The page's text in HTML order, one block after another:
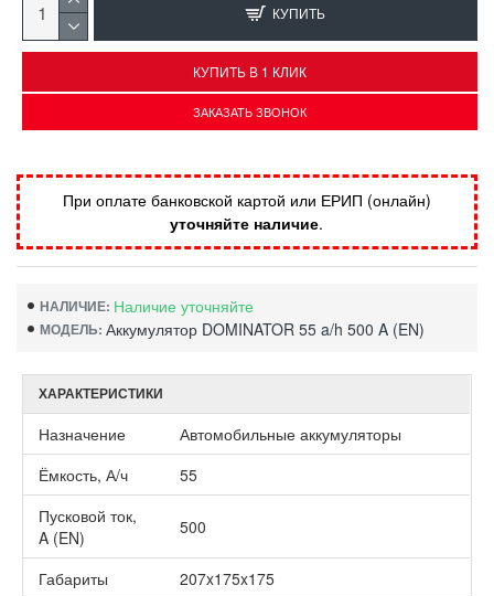
При оплате банковской картой или ЕРИП (онлайн)
уточняйте наличие.
НАЛИЧИЕ: Наличие уточняйте
МОДЕЛЬ: Аккумулятор DOMINATOR 55 a/h 500 A (EN)
КУПИТЬ
КУПИТЬ В 1 КЛИК
ЗАКАЗАТЬ ЗВОНОК
ХАРАКТЕРИСТИКИ
Назначение
Автомобильные аккумуляторы
Ёмкость, А/ч
55
Пусковой ток,
A (EN)
500
Габариты
207x175x175